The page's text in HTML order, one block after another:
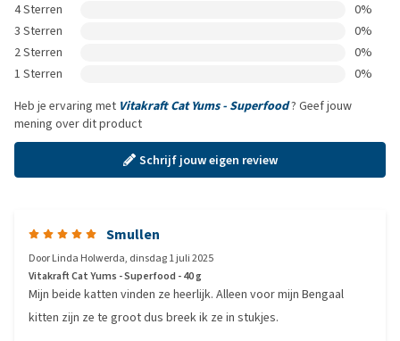
4 Sterren
0%
3 Sterren
0%
2 Sterren
0%
1 Sterren
0%
Heb je ervaring met Vitakraft Cat Yums - Superfood? Geef jouw
mening over dit product
Schrijf jouw eigen review
Smullen
DoorLinda Holwerda, dinsdag 1 juli 2025
Vitakraft Cat Yums - Superfood - 40 g
Mijn beide katten vinden ze heerlijk. Alleen voor mijn Bengaal
kitten zijn ze te groot dus breek ik ze in stukjes.